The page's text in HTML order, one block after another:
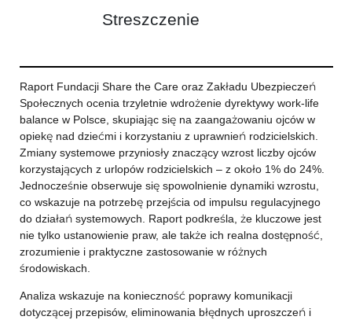
Streszczenie
Raport Fundacji Share the Care oraz Zakładu Ubezpieczeń
Społecznych ocenia trzyletnie wdrożenie dyrektywy work-life
balance w Polsce, skupiając się na zaangażowaniu ojców w
opiekę nad dziećmi i korzystaniu z uprawnień rodzicielskich.
Zmiany systemowe przyniosły znaczący wzrost liczby ojców
korzystających z urlopów rodzicielskich – z około 1% do 24%.
Jednocześnie obserwuje się spowolnienie dynamiki wzrostu,
co wskazuje na potrzebę przejścia od impulsu regulacyjnego
do działań systemowych. Raport podkreśla, że kluczowe jest
nie tylko ustanowienie praw, ale także ich realna dostępność,
zrozumienie i praktyczne zastosowanie w różnych
środowiskach.
Analiza wskazuje na konieczność poprawy komunikacji
dotyczącej przepisów, eliminowania błędnych uproszczeń i